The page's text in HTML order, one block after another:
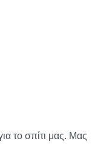
το σπίτι μας. Μας